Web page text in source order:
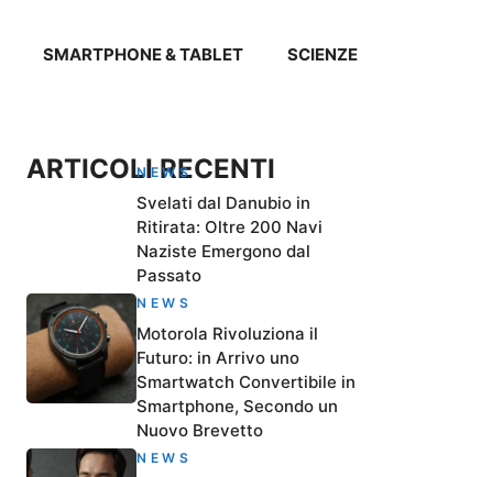
SMARTPHONE & TABLET SCIENZE
ARTICOLI RECENTI
NEWS
Svelati dal Danubio in
Ritirata: Oltre 200 Navi
Naziste Emergono dal
Passato
NEWS
Motorola Rivoluziona il
Futuro: in Arrivo uno
Smartwatch Convertibile in
Smartphone, Secondo un
Nuovo Brevetto
NEWS